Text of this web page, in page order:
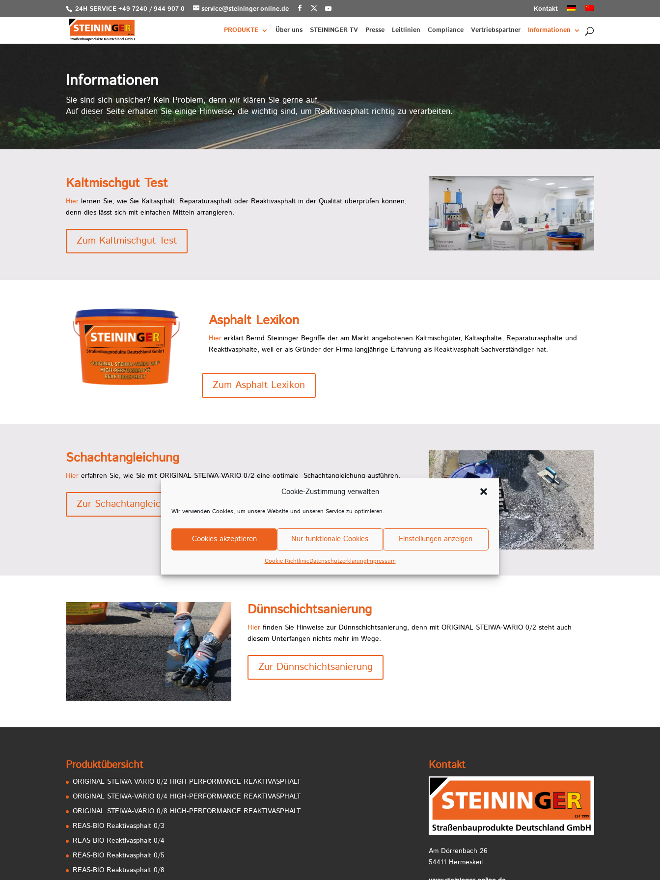
Cookie-Zustimmung verwalten
Wir verwenden Cookies, um unsere Website und unseren Service zu optimieren.
Cookies akzeptieren Nur funktionale Cookies Einstellungen anzeigen
Cookie-RichtlinieDatenschutzerklärungImpressum
24H-SERVICE +49 7240 / 944 907-0 service@steininger-online.de Kontakt
PRODUKTE Über uns STEININGER TV Presse Leitlinien Compliance Vertriebspartner Informationen
Informationen
Sie sind sich unsicher? Kein Problem, denn wir klären Sie gerne auf.
Auf dieser Seite erhalten Sie einige Hinweise, die wichtig sind, um Reaktivasphalt richtig zu verarbeiten.
Kaltmischgut Test
Hier lernen Sie, wie Sie Kaltasphalt, Reparaturasphalt oder Reaktivasphalt in der Qualität überprüfen können,
denn dies lässt sich mit einfachen Mitteln arrangieren.
Zum Kaltmischgut Test
Asphalt Lexikon
Hier erklärt Bernd Steininger Begriffe der am Markt angebotenen Kaltmischgüter, Kaltasphalte, Reparaturasphalte und
Reaktivasphalte, weil er als Gründer der Firma langjährige Erfahrung als Reaktivasphalt-Sachverständiger hat.
Zum Asphalt Lexikon
Schachtangleichung
Hier erfahren Sie, wie Sie mit ORIGINAL STEIWA-VARIO 0/2 eine optimale Schachtangleichung ausführen.
Zur Schachtangleichung
Dünnschichtsanierung
Hierfinden Sie Hinweise zur Dünnschichtsanierung, denn mit ORIGINAL STEIWA-VARIO 0/2 steht auch
diesem Unterfangen nichts mehr im Wege.
Zur Dünnschichtsanierung
Produktübersicht
ORIGINAL STEIWA-VARIO 0/2 HIGH-PERFORMANCE REAKTIVASPHALT
ORIGINAL STEIWA-VARIO 0/4 HIGH-PERFORMANCE REAKTIVASPHALT
ORIGINAL STEIWA-VARIO 0/8 HIGH-PERFORMANCE REAKTIVASPHALT
REAS-BIO Reaktivasphalt 0/3
REAS-BIO Reaktivasphalt 0/4
REAS-BIO Reaktivasphalt 0/5
REAS-BIO Reaktivasphalt 0/8
Kontakt
Am Dörrenbach 26
54411 Hermeskeil